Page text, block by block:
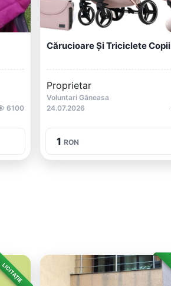
6100
Cărucioare Și Triciclete Copii
Proprietar
Voluntari Găneasa
24.07.2026
1 RON
LICITAȚIE